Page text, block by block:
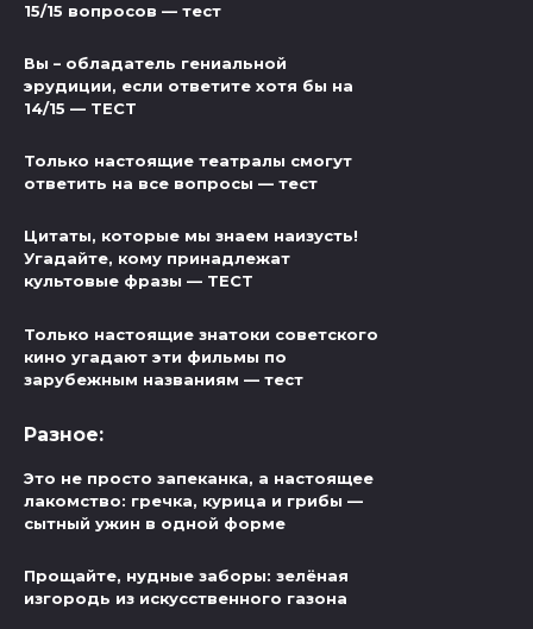
15/15 вопросов — тест
Вы – обладатель гениальной
эрудиции, если ответите хотя бы на
14/15 — ТЕСТ
Только настоящие театралы смогут
ответить на все вопросы — тест
Цитаты, которые мы знаем наизусть!
Угадайте, кому принадлежат
культовые фразы — ТЕСТ
Только настоящие знатоки советского
кино угадают эти фильмы по
зарубежным названиям — тест
Разное:
Это не просто запеканка, а настоящее
лакомство: гречка, курица и грибы —
сытный ужин в одной форме
Прощайте, нудные заборы: зелёная
изгородь из искусственного газона